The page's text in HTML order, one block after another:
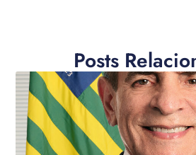
Posts